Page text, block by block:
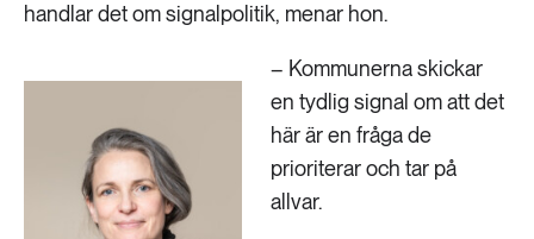
handlar det om signalpolitik, menar hon.
– Kommunerna skickar
en tydlig signal om att det
här är en fråga de
prioriterar och tar på
allvar.